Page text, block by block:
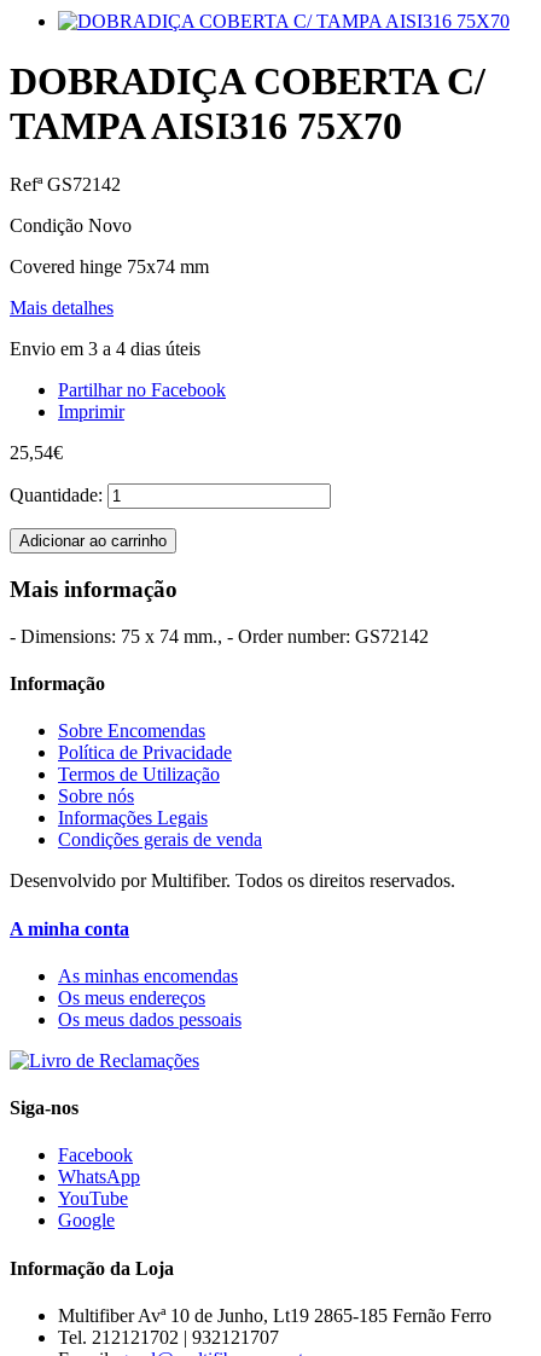
DOBRADIÇA COBERTA C/
TAMPA AISI316 75X70
RefªGS72142
Condição Novo
Covered hinge 75x74 mm
Mais detalhes
Envio em 3 a 4 dias úteis
Partilhar no Facebook
Imprimir
25,54€
Quantidade:
Adicionar ao carrinho
Mais informação
- Dimensions: 75 x 74 mm., - Order number: GS72142
Informação
Sobre Encomendas
Política de Privacidade
Termos de Utilização
Sobre nós
Informações Legais
Condições gerais de venda
Desenvolvido por Multifiber. Todos os direitos reservados.
A minha conta
As minhas encomendas
Os meus endereços
Os meus dados pessoais
Siga-nos
Facebook
WhatsApp
YouTube
Google
Informação da Loja
MultifiberAvª 10 de Junho, Lt19 2865-185 Fernão Ferro
Tel. 212121702 | 932121707